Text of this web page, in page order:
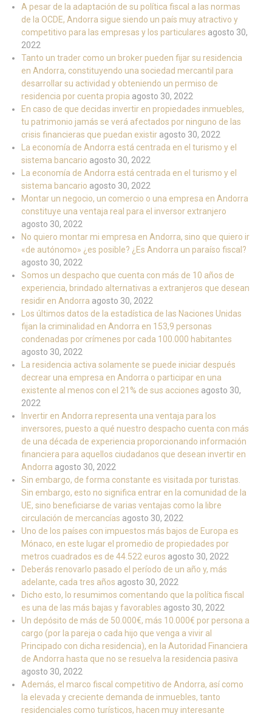
A pesar de la adaptación de su política fiscal a las normas
de la OCDE, Andorra sigue siendo un país muy atractivo y
competitivo para las empresas y los particulares agosto 30,
2022
Tanto un trader como un broker pueden fijar su residencia
en Andorra, constituyendo una sociedad mercantil para
desarrollar su actividad y obteniendo un permiso de
residencia por cuenta propia agosto 30, 2022
En caso de que decidas invertir en propiedades inmuebles,
tu patrimonio jamás se verá afectados por ninguno de las
crisis financieras que puedan existir agosto 30, 2022
La economía de Andorra está centrada en el turismo y el
sistema bancario agosto 30, 2022
La economía de Andorra está centrada en el turismo y el
sistema bancario agosto 30, 2022
Montar un negocio, un comercio o una empresa en Andorra
constituye una ventaja real para el inversor extranjero
agosto 30, 2022
No quiero montar mi empresa en Andorra, sino que quiero ir
«de autónomo» ¿es posible? ¿Es Andorra un paraíso fiscal?
agosto 30, 2022
Somos un despacho que cuenta con más de 10 años de
experiencia, brindado alternativas a extranjeros que desean
residir en Andorra agosto 30, 2022
Los últimos datos de la estadística de las Naciones Unidas
fijan la criminalidad en Andorra en 153,9 personas
condenadas por crímenes por cada 100.000 habitantes
agosto 30, 2022
La residencia activa solamente se puede iniciar después
decrear una empresa en Andorra o participar en una
existente al menos con el 21% de sus acciones agosto 30,
2022
Invertir en Andorra representa una ventaja para los
inversores, puesto a qué nuestro despacho cuenta con más
de una década de experiencia proporcionando información
financiera para aquellos ciudadanos que desean invertir en
Andorra agosto 30, 2022
Sin embargo, de forma constante es visitada por turistas.
Sin embargo, esto no significa entrar en la comunidad de la
UE, sino beneficiarse de varias ventajas como la libre
circulación de mercancías agosto 30, 2022
Uno de los países con impuestos más bajos de Europa es
Mónaco, en este lugar el promedio de propiedades por
metros cuadrados es de 44.522 euros agosto 30, 2022
Deberás renovarlo pasado el período de un año y, más
adelante, cada tres años agosto 30, 2022
Dicho esto, lo resumimos comentando que la política fiscal
es una de las más bajas y favorables agosto 30, 2022
Un depósito de más de 50.000€, más 10.000€ por persona a
cargo (por la pareja o cada hijo que venga a vivir al
Principado con dicha residencia), en la Autoridad Financiera
de Andorra hasta que no se resuelva la residencia pasiva
agosto 30, 2022
Además, el marco fiscal competitivo de Andorra, así como
la elevada y creciente demanda de inmuebles, tanto
residenciales como turísticos, hacen muy interesante